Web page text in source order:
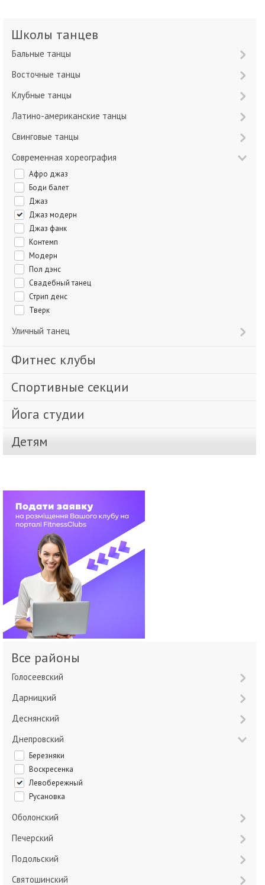
Школы танцев
Бальные танцы
Восточные танцы
Клубные танцы
Латино-американские танцы
Свинговые танцы
Современная хореография
Афро джаз
Боди балет
Джаз
Джаз модерн
Джаз фанк
Контемп
Модерн
Пол дэнс
Свадебный танец
Стрип денс
Тверк
Уличный танец
Фитнес клубы
Спортивные секции
Йога студии
Детям
Все районы
Голосеевский
Дарницкий
Деснянский
Днепровский
Березняки
Воскресенка
Левобережный
Русановка
Оболонский
Печерский
Подольский
Святошинский